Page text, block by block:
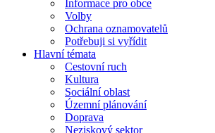
Informace pro obce
Volby
Ochrana oznamovatelů
Potřebuji si vyřídit
Hlavní témata
Cestovní ruch
Kultura
Sociální oblast
Územní plánování
Doprava
Neziskový sektor